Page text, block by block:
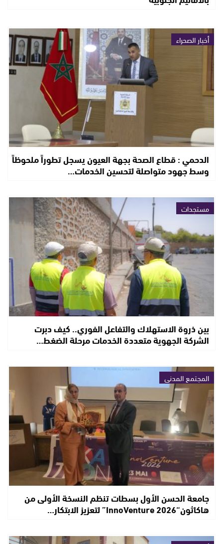
أخبار الصحراء
الدحمي : قطاع الصحة بجهة العيون يسجل تطوراً ملحوظاً
وسط جهود متواصلة لتحسين الخدمات…
مستجدات
بين ذروة الاستهلاك والتفاعل الفوري.. كيف دبرت
الشركة الجهوية متعددة الخدمات مرحلة الضغط…
المجتمع المدني
جامعة الحسن الأول بسطات تنظم النسخة الأولى من
هاكاثون“InnoVenture 2026” لتعزيز الابتكار…